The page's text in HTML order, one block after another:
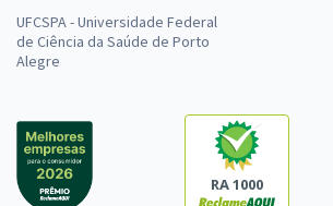
UFCSPA - Universidade Federal
de Ciência da Saúde de Porto
Alegre
RA 1000